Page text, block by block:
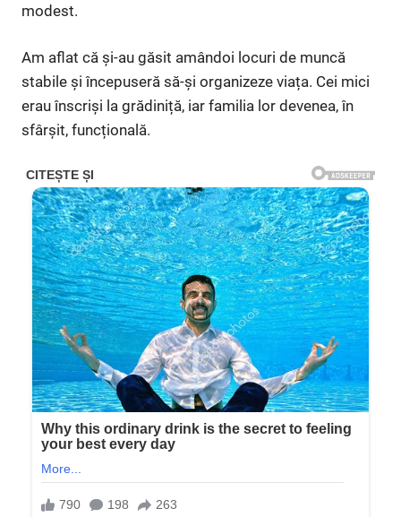
modest.
Am aflat că și-au găsit amândoi locuri de muncă
stabile și începuseră să-și organizeze viața. Cei mici
erau înscriși la grădiniță, iar familia lor devenea, în
sfârșit, funcțională.